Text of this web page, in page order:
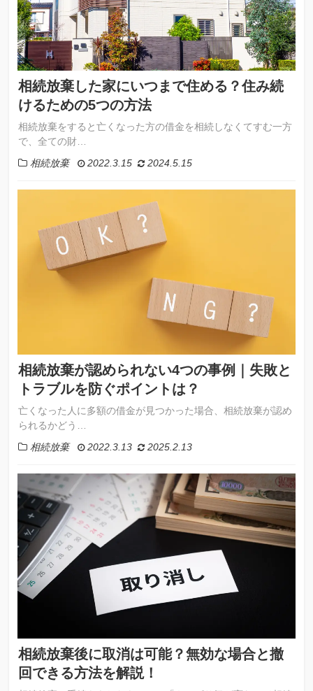
相続放棄した家にいつまで住める？住み続
けるための5つの方法
相続放棄をすると亡くなった方の借金を相続しなくてすむ一方
で、全ての財…
2022.3.15
2024.5.15
相続放棄
相続放棄が認められない4つの事例｜失敗と
トラブルを防ぐポイントは？
亡くなった人に多額の借金が見つかった場合、相続放棄が認め
られるかどう…
2022.3.13
2025.2.13
相続放棄
相続放棄後に取消は可能？無効な場合と撤
回できる方法を解説！